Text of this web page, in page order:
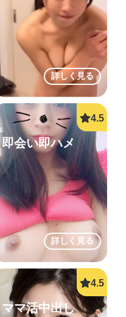
詳しく見る
詳しく見る
即会い即ハメ
ママ活中出し